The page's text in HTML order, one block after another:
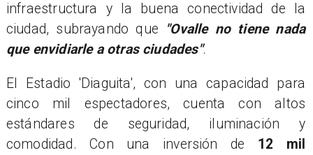
infraestructura y la buena conectividad de la
ciudad, subrayando que
"Ovalle no tiene nada
que envidiarle a otras ciudades".
El Estadio 'Diaguita', con una capacidad para
cinco mil espectadores, cuenta con altos
estándares de seguridad, iluminación y
comodidad. Con una inversión de 12 mil